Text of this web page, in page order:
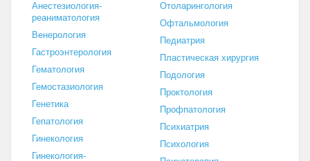
Анестезиология-
реаниматология
Венерология
Гастроэнтерология
Гематология
Гемостазиология
Генетика
Гепатология
Гинекология
Гинекология-
Отоларингология
Офтальмология
Педиатрия
Пластическая хирургия
Подология
Проктология
Профпатология
Психиатрия
Психология